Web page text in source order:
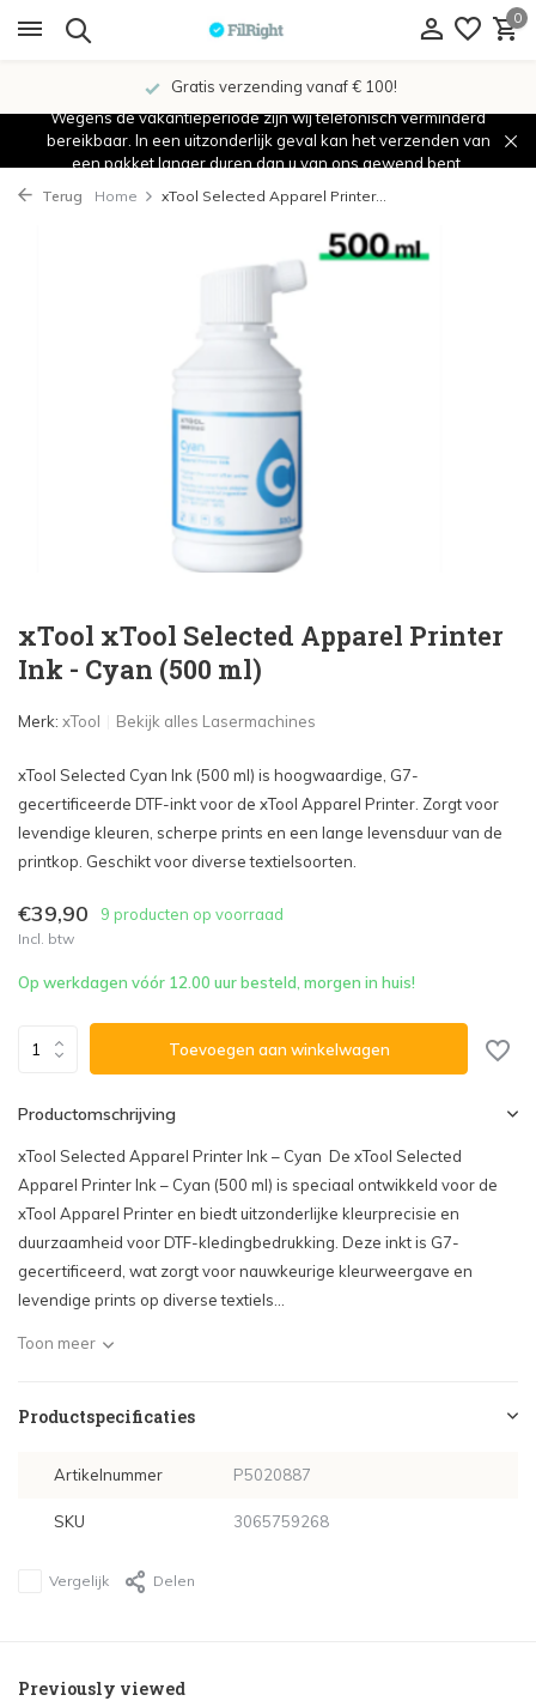
0
Gratis verzending vanaf € 100!
Wegens de vakantieperiode zijn wij telefonisch verminderd
bereikbaar. In een uitzonderlijk geval kan het verzenden van
een pakket langer duren dan u van ons gewend bent.
Terug Home xTool Selected Apparel Printer...
xTool xTool Selected Apparel Printer
Ink - Cyan (500 ml)
Merk: xTool Bekijk alles Lasermachines
xTool Selected Cyan Ink (500 ml) is hoogwaardige, G7-
gecertificeerde DTF-inkt voor de xTool Apparel Printer. Zorgt voor
levendige kleuren, scherpe prints en een lange levensduur van de
printkop. Geschikt voor diverse textielsoorten.
€39,90 9 producten op voorraad
Incl. btw
Op werkdagen vóór 12.00 uur besteld, morgen in huis!
Toevoegen aan winkelwagen
Productomschrijving
xTool Selected Apparel Printer Ink – Cyan De xTool Selected
Apparel Printer Ink – Cyan (500 ml) is speciaal ontwikkeld voor de
xTool Apparel Printer en biedt uitzonderlijke kleurprecisie en
duurzaamheid voor DTF-kledingbedrukking. Deze inkt is G7-
gecertificeerd, wat zorgt voor nauwkeurige kleurweergave en
levendige prints op diverse textiels...
Toon meer
Productspecificaties
Artikelnummer P5020887
SKU 3065759268
Vergelijk Delen
Previously viewed